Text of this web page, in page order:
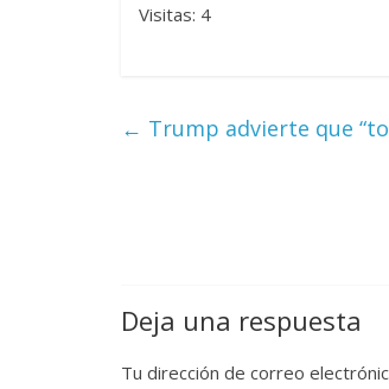
Visitas: 4
← Trump advierte que
Deja una respuesta
Tu dirección de correo
Un vergel en las nieblas de
la nostalgia
12 octubre, 2024 Francisco G. Navarro 0